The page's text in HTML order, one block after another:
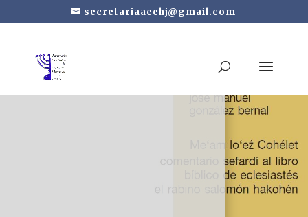
secretariaaeehj@gmail.com
Me‘am lo‘ez Cohélet:
libro bíblico de
Eclesiastés del rabino
Salomón Hakohén